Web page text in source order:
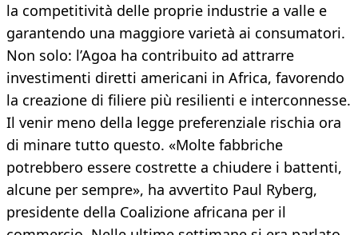
la competitività delle proprie industrie a valle e
garantendo una maggiore varietà ai consumatori.
Non solo: l’Agoa ha contribuito ad attrarre
investimenti diretti americani in Africa, favorendo
la creazione di filiere più resilienti e interconnesse.
Il venir meno della legge preferenziale rischia ora
di minare tutto questo. «Molte fabbriche
potrebbero essere costrette a chiudere i battenti,
alcune per sempre», ha avvertito Paul Ryberg,
presidente della Coalizione africana per il